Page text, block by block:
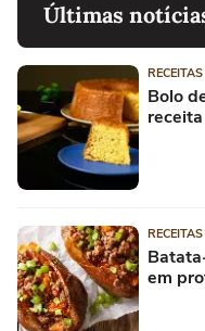
Últimas
RECEITAS
Bolo
RECEITAS
em